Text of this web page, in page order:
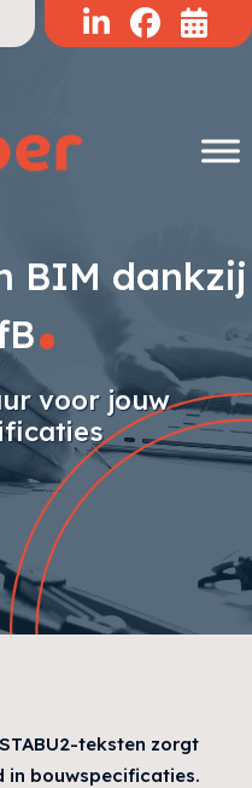
BIM dankzij
.
voor jouw
teksten zorgt
in bouwspecificaties.